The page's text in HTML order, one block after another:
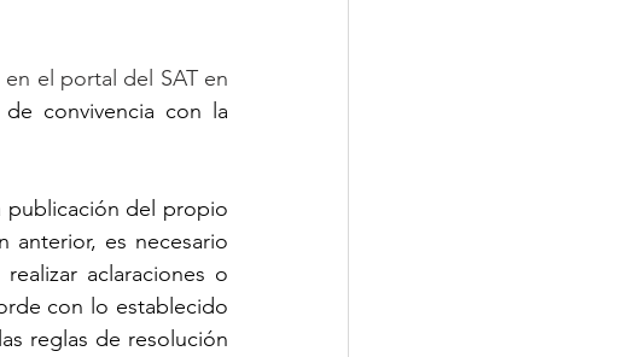
el portal del SAT en
publicación del propio
anterior, es necesario
aclaraciones o
con lo establecido
reglas de resolución